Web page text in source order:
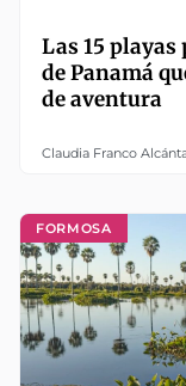
Las 15
de Panamá
de aventura
Claudia Franco
FORMOSA